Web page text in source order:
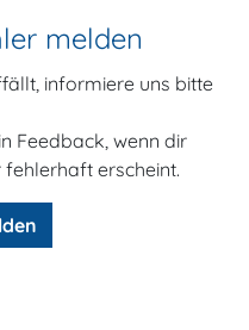
melden
informiere uns bitte
Feedback, wenn dir
erscheint.